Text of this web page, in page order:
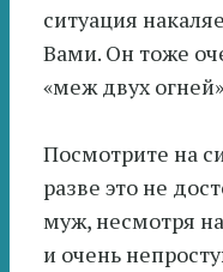
ситуация
Вами. Он тоже
«меж двух
Посмотрите на
разве это не
муж, несмотря
и очень